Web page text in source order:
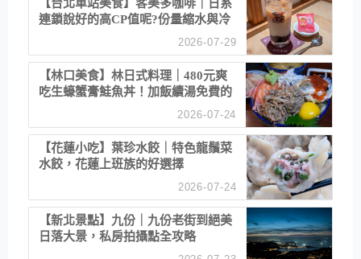
【台北車站美食】客美多咖啡｜日系
連鎖說好的高CP值呢?份量縮水與冷
2026-07-29
【林口美食】林日式料理｜480元爽
吃生蠔蟹膏鮭魚丼！加飯續湯免費的
2026-07-24
【花蓮小吃】葉珍水餃｜特色龍鬚菜
水餃，花蓮上班族的好選擇
2026-07-24
【新北景點】九份｜九份老街到絕美
日落大景，私房拍攝點全攻略